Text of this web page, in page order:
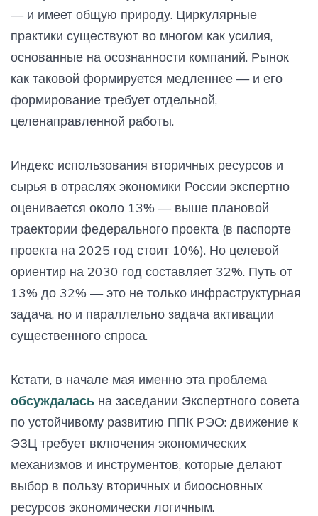
— и имеет общую природу. Циркулярные
практики существуют во многом как усилия,
основанные на осознанности компаний. Рынок
как таковой формируется медленнее — и его
формирование требует отдельной,
целенаправленной работы.
Индекс использования вторичных ресурсов и
сырья в отраслях экономики России экспертно
оценивается около 13% — выше плановой
траектории федерального проекта (в паспорте
проекта на 2025 год стоит 10%). Но целевой
ориентир на 2030 год составляет 32%. Путь от
13% до 32% — это не только инфраструктурная
задача, но и параллельно задача активации
существенного спроса.
Кстати, в начале мая именно эта проблема
обсуждалась на заседании Экспертного совета
по устойчивому развитию ППК РЭО: движение к
ЭЗЦ требует включения экономических
механизмов и инструментов, которые делают
выбор в пользу вторичных и биоосновных
ресурсов экономически логичным.